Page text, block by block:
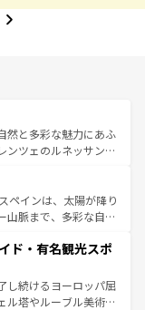
然と多彩な魅力にあふ
ンツェのルネッサンス
アマルフィ海岸の絶
光の合間には、本場の
料理を堪能することも
い旅をしてみよう！
ペインは、太陽が降り
山脈まで、多彩な自然
ラメンコ、熱気あふ
活の一部となってい
囲気や、バルセロナの
古代ローマ遺跡や中世
ド・有名観光スポ
し続けるヨーロッパ屈
ル塔やルーブル美術館